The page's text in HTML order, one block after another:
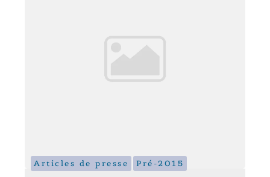
Articles de presse Pré-2015